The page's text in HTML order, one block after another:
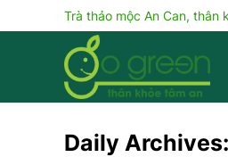
to
Trà thảo mộc An Can, thân
Daily Archives: